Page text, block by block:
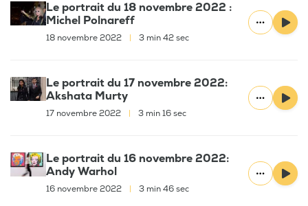
Le portrait du 18 novembre 2022 :
Michel Polnareff
18 novembre 2022 3 min 42 sec
Le portrait du 17 novembre 2022:
Akshata Murty
17 novembre 2022 3 min 16 sec
Le portrait du 16 novembre 2022:
Andy Warhol
16 novembre 2022 3 min 46 sec